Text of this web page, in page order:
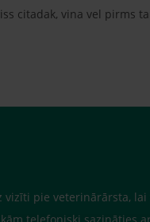
citadak, vina vel pirms
pie veterinārārsta,